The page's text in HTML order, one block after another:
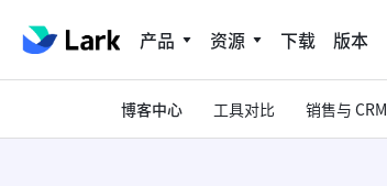
产品 资源 下载 版本
博客中心 工具对比 销售与 CRM